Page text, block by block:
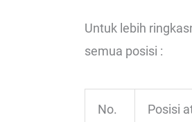
Untuk lebih
semua posisi :
No. Posisi